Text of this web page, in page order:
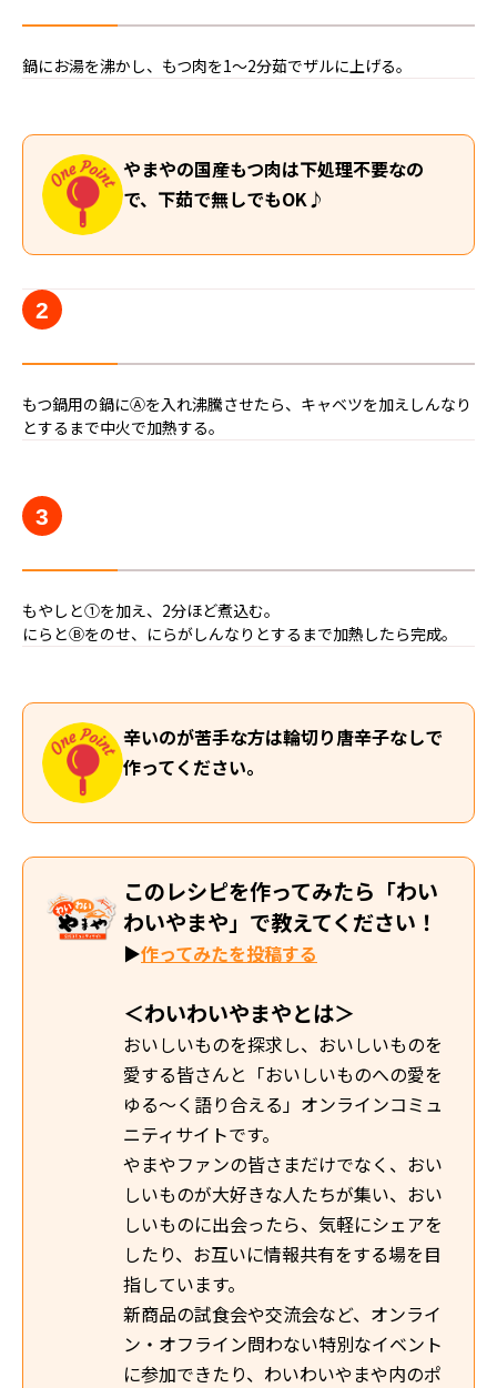
鍋にお湯を沸かし、もつ肉を1〜2分茹でザルに上げる。
やまやの国産もつ肉は下処理不要なの
で、下茹で無しでもOK♪
2
もつ鍋用の鍋にⒶを入れ沸騰させたら、キャベツを加えしんなり
とするまで中火で加熱する。
3
もやしと①を加え、2分ほど煮込む。
にらとⒷをのせ、にらがしんなりとするまで加熱したら完成。
辛いのが苦手な方は輪切り唐辛子なしで
作ってください。
このレシピを作ってみたら「わい
わいやまや」で教えてください！
▶作ってみたを投稿する
＜わいわいやまやとは＞
おいしいものを探求し、おいしいものを
愛する皆さんと「おいしいものへの愛を
ゆる～く語り合える」オンラインコミュ
ニティサイトです。
やまやファンの皆さまだけでなく、おい
しいものが大好きな人たちが集い、おい
しいものに出会ったら、気軽にシェアを
したり、お互いに情報共有をする場を目
指しています。
新商品の試食会や交流会など、オンライ
ン・オフライン問わない特別なイベント
に参加できたり、わいわいやまや内のポ